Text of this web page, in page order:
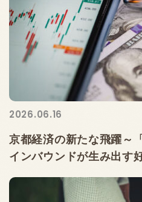
2026.06.16
京都経済の新たな飛躍～
インバウンドが生み出す